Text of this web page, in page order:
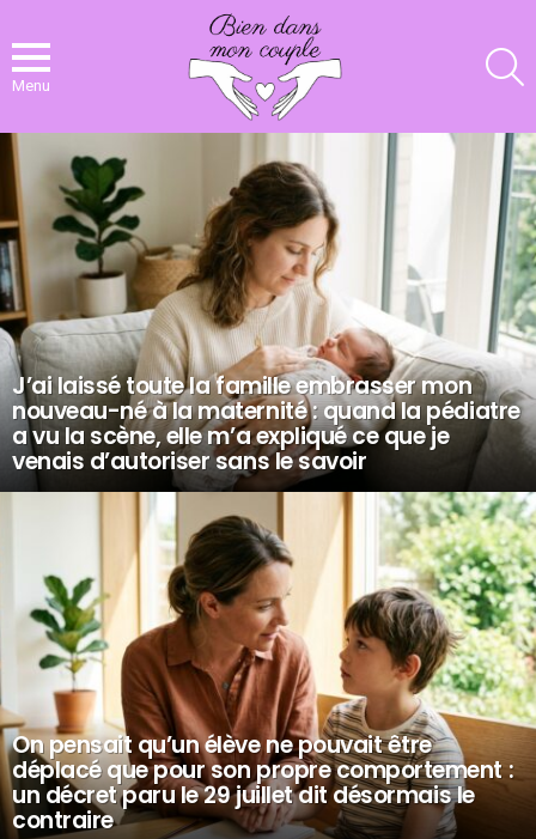
Menu
NOS
DERNIERS
ARTICLES
J’ai laissé toute la famille embrasser mon
nouveau-né à la maternité : quand la pédiatre
a vu la scène, elle m’a expliqué ce que je
venais d’autoriser sans le savoir
On pensait qu’un élève ne pouvait être
déplacé que pour son propre comportement :
un décret paru le 29 juillet dit désormais le
contraire